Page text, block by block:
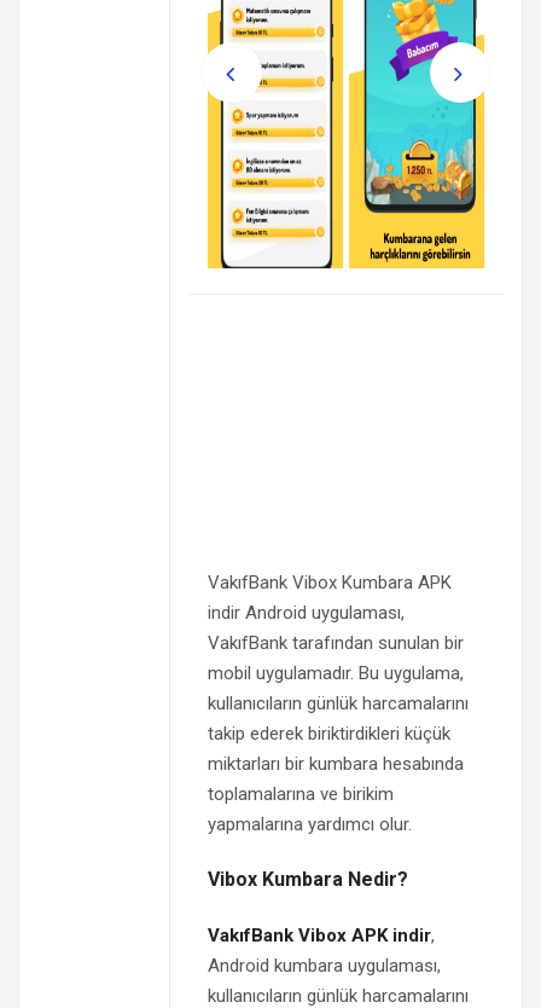
VakıfBank Vibox Kumbara APK
indir Android uygulaması,
VakıfBank tarafından sunulan bir
mobil uygulamadır. Bu uygulama,
kullanıcıların günlük harcamalarını
takip ederek biriktirdikleri küçük
miktarları bir kumbara hesabında
toplamalarına ve birikim
yapmalarına yardımcı olur.
Vibox Kumbara Nedir?
VakıfBank Vibox APK indir,
Android kumbara uygulaması,
kullanıcıların günlük harcamalarını